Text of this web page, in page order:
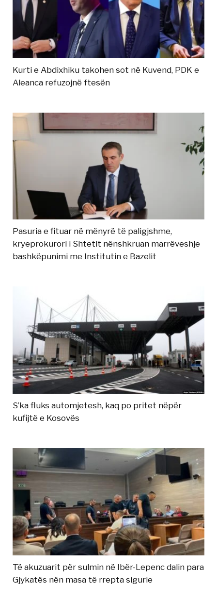
Kurti e Abdixhiku takohen sot në Kuvend, PDK e
Aleanca refuzojnë ftesën
Pasuria e fituar në mënyrë të paligjshme,
kryeprokurori i Shtetit nënshkruan marrëveshje
bashkëpunimi me Institutin e Bazelit
S’ka fluks automjetesh, kaq po pritet nëpër
kufijtë e Kosovës
Të akuzuarit për sulmin në Ibër-Lepenc dalin para
Gjykatës nën masa të rrepta sigurie